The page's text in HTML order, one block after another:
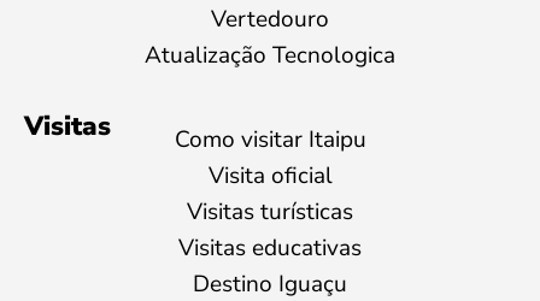
Vertedouro
Atualização Tecnologica
Visitas
Como visitar Itaipu
Visita oficial
Visitas turísticas
Visitas educativas
Destino Iguaçu